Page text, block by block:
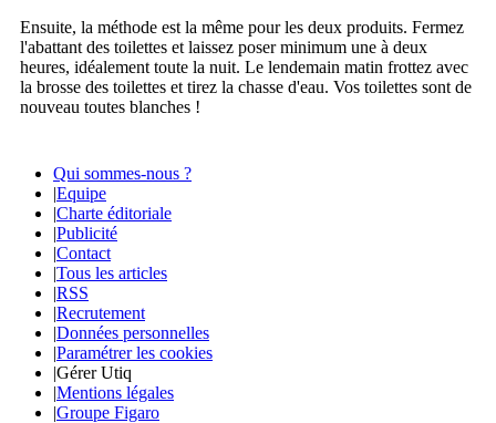
Ensuite, la méthode est la même pour les deux produits. Fermez
l'abattant des toilettes et laissez poser minimum une à deux
heures, idéalement toute la nuit. Le lendemain matin frottez avec
la brosse des toilettes et tirez la chasse d'eau. Vos toilettes sont de
nouveau toutes blanches !
Qui sommes-nous ?
|Equipe
|Charte éditoriale
|Publicité
|Contact
|Tous les articles
|RSS
|Recrutement
|Données personnelles
|Paramétrer les cookies
|Gérer Utiq
|Mentions légales
|Groupe Figaro